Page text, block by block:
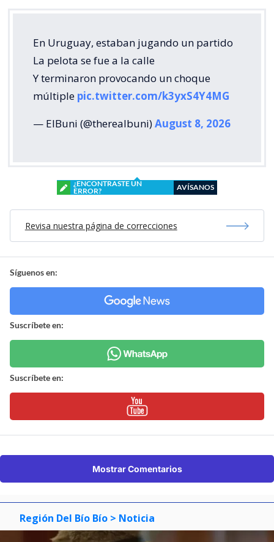
En Uruguay, estaban jugando un partido
La pelota se fue a la calle
Y terminaron provocando un choque
múltiple pic.twitter.com/k3yxS4Y4MG
— ElBuni (@therealbuni)August 8, 2026
¿ENCONTRASTE UN
ERROR?
AVÍSANOS
Revisa nuestra página de correcciones
Síguenos en:
Suscríbete en:
Suscríbete en:
Mostrar Comentarios
Región Del Bío Bío > Noticia